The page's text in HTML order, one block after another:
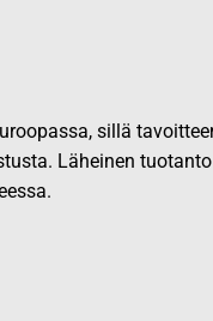
sillä
Läheinen